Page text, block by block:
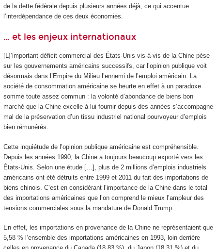
de la dette fédérale depuis plusieurs années déjà, ce qui accentue
l’interdépendance de ces deux économies.
… et les enjeux internationaux
[L]’important déficit commercial des États-Unis vis-à‑vis de la Chine pèse
sur les gouvernements américains successifs, car l’opinion publique voit
désormais dans l’Empire du Milieu l’ennemi de l’emploi américain. La
société de consommation américaine se heurte en effet à un paradoxe
somme toute assez commun : la volonté d’abondance de biens bon
marché que la Chine excelle à lui fournir depuis des années s’accompagne
mal de la préservation d’un tissu industriel national pourvoyeur d’emplois
bien rémunérés.
Cette inquiétude de l’opinion publique américaine est compréhensible.
Depuis les années 1990, la Chine a toujours beaucoup exporté vers les
États-Unis. Selon une étude […], plus de 2 millions d’emplois industriels
américains ont été détruits entre 1999 et 2011 du fait des importations de
biens chinois. C’est en considérant l’importance de la Chine dans le total
des importations américaines que l’on comprend le mieux l’ampleur des
tensions commerciales sous la mandature de Donald Trump.
En effet, les importations en provenance de la Chine ne représentaient que
5,58 % l’ensemble des importations américaines en 1993, loin derrière